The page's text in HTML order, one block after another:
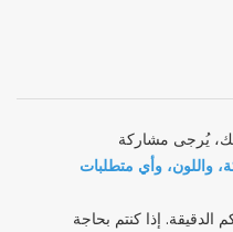
يُرجى مشاركة
واللون، وأي متطلبات
إذا كنتم بحاجة